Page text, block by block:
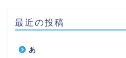
最近の投稿
あ